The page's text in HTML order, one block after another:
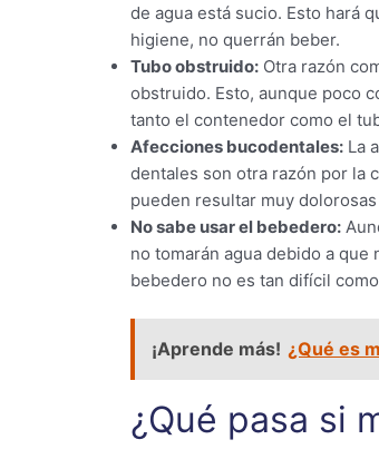
de agua está sucio. Esto hará
higiene, no querrán beber.
Tubo obstruido: Otra razón
obstruido. Esto, aunque poco
tanto el contenedor como el
Afecciones bucodentales: La
dentales son otra razón por la
pueden resultar muy
No sabe usar el bebedero:
no tomarán agua debido a que
bebedero no es tan difícil
¡Aprende más! ¿Qué es
¿Qué pasa si